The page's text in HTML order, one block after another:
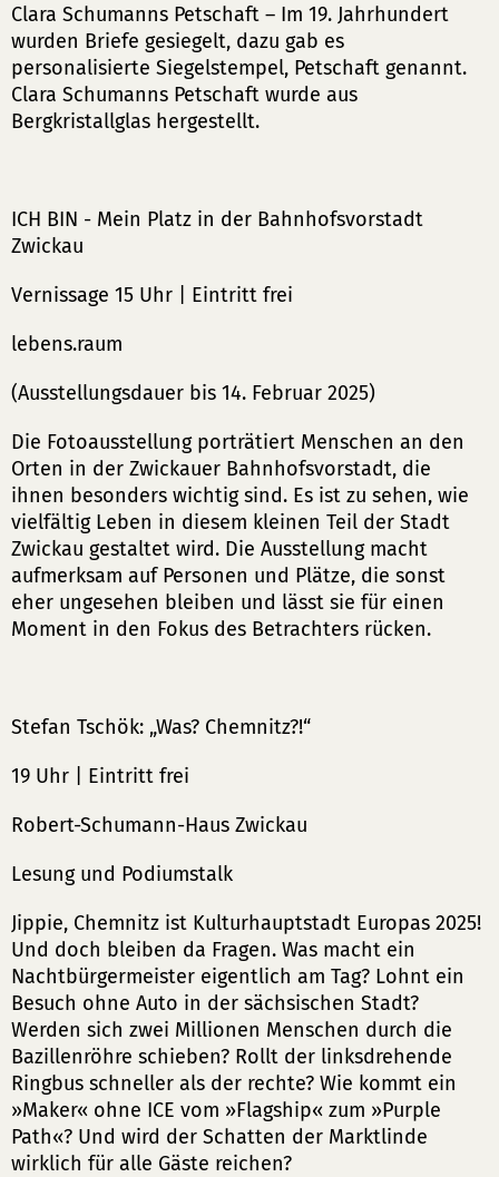
Clara Schumanns Petschaft – Im 19. Jahrhundert
wurden Briefe gesiegelt, dazu gab es
personalisierte Siegelstempel, Petschaft genannt.
Clara Schumanns Petschaft wurde aus
Bergkristallglas hergestellt.
ICH BIN - Mein Platz in der Bahnhofsvorstadt
Zwickau
Vernissage 15 Uhr | Eintritt frei
lebens.raum
(Ausstellungsdauer bis 14. Februar 2025)
Die Fotoausstellung porträtiert Menschen an den
Orten in der Zwickauer Bahnhofsvorstadt, die
ihnen besonders wichtig sind. Es ist zu sehen, wie
vielfältig Leben in diesem kleinen Teil der Stadt
Zwickau gestaltet wird. Die Ausstellung macht
aufmerksam auf Personen und Plätze, die sonst
eher ungesehen bleiben und lässt sie für einen
Moment in den Fokus des Betrachters rücken.
Stefan Tschök: „Was? Chemnitz?!“
19 Uhr | Eintritt frei
Robert-Schumann-Haus Zwickau
Lesung und Podiumstalk
Jippie, Chemnitz ist Kulturhauptstadt Europas 2025!
Und doch bleiben da Fragen. Was macht ein
Nachtbürgermeister eigentlich am Tag? Lohnt ein
Besuch ohne Auto in der sächsischen Stadt?
Werden sich zwei Millionen Menschen durch die
Bazillenröhre schieben? Rollt der linksdrehende
Ringbus schneller als der rechte? Wie kommt ein
»Maker« ohne ICE vom »Flagship« zum »Purple
Path«? Und wird der Schatten der Marktlinde
wirklich für alle Gäste reichen?